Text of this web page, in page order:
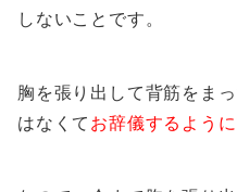
しないことです。
胸を張り出して背筋をま
はなくて お辞儀するよう